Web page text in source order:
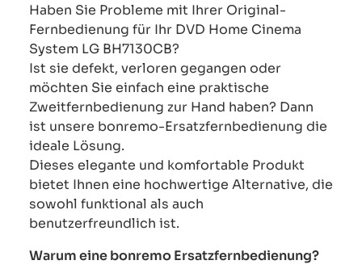
Haben Sie Probleme mit Ihrer Original-
Fernbedienung für Ihr DVD Home Cinema
System LG BH7130CB?
Ist sie defekt, verloren gegangen oder
möchten Sie einfach eine praktische
Zweitfernbedienung zur Hand haben? Dann
ist unsere bonremo-Ersatzfernbedienung die
ideale Lösung.
Dieses elegante und komfortable Produkt
bietet Ihnen eine hochwertige Alternative, die
sowohl funktional als auch
benutzerfreundlich ist.
Warum eine bonremo Ersatzfernbedienung?